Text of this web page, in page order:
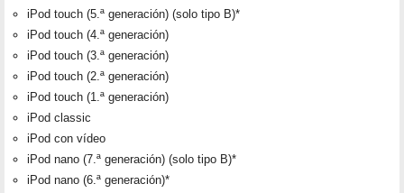
iPod touch (5.ª generación) (solo tipo B)*
iPod touch (4.ª generación)
iPod touch (3.ª generación)
iPod touch (2.ª generación)
iPod touch (1.ª generación)
iPod classic
iPod con vídeo
iPod nano (7.ª generación) (solo tipo B)*
iPod nano (6.ª generación)*